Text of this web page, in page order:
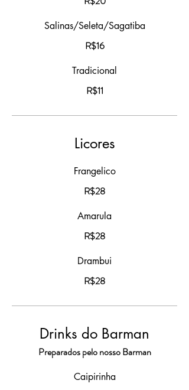
Salinas/Seleta/Sagatiba
R$16
Tradicional
R$11
Licores
Frangelico
R$28
Amarula
R$28
Drambui
R$28
Drinks do Barman
Preparados pelo nosso Barman
Caipirinha